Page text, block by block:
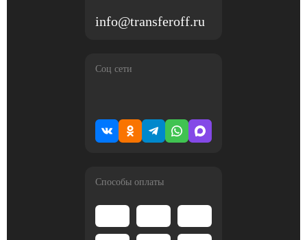
info@transferoff.ru
Соц сети
Способы оплаты